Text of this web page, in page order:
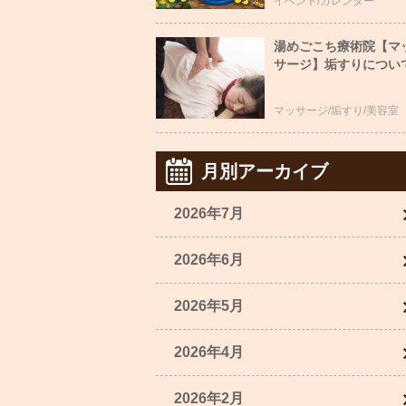
湯めごこち療術院【マ
サージ】垢すりについ
マッサージ/垢すり/美容室
月別アーカイブ
2026年7月
2026年6月
2026年5月
2026年4月
2026年2月